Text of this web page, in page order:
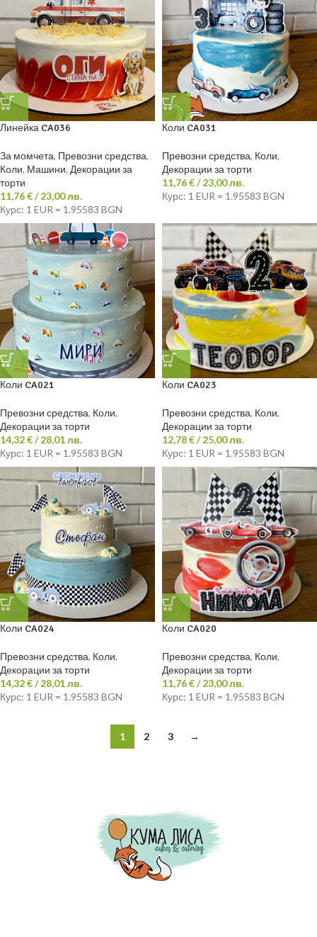
Линейка CA036
За момчета, Превозни средства,
Коли, Машини, Декорации за
торти
11,76€/ 23,00 лв.
Курс: 1 EUR = 1.95583 BGN
Коли CA031
Превозни средства, Коли,
Декорации за торти
11,76€/ 23,00 лв.
Курс: 1 EUR = 1.95583 BGN
Коли CA021
Превозни средства, Коли,
Декорации за торти
14,32€/ 28,01 лв.
Курс: 1 EUR = 1.95583 BGN
Коли CA023
Превозни средства, Коли,
Декорации за торти
12,78€/ 25,00 лв.
Курс: 1 EUR = 1.95583 BGN
Коли CA024
Превозни средства, Коли,
Декорации за торти
14,32€/ 28,01 лв.
Курс: 1 EUR = 1.95583 BGN
Коли CA020
Превозни средства, Коли,
Декорации за торти
11,76€/ 23,00 лв.
Курс: 1 EUR = 1.95583 BGN
1 2 3 →